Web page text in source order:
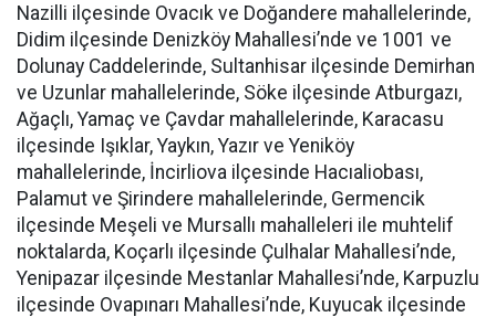
Nazilli ilçesinde Ovacık ve Doğandere mahallelerinde,
Didim ilçesinde Denizköy Mahallesi’nde ve 1001 ve
Dolunay Caddelerinde, Sultanhisar ilçesinde Demirhan
ve Uzunlar mahallelerinde, Söke ilçesinde Atburgazı,
Ağaçlı, Yamaç ve Çavdar mahallelerinde, Karacasu
ilçesinde Işıklar, Yaykın, Yazır ve Yeniköy
mahallelerinde, İncirliova ilçesinde Hacıaliobası,
Palamut ve Şirindere mahallelerinde, Germencik
ilçesinde Meşeli ve Mursallı mahalleleri ile muhtelif
noktalarda, Koçarlı ilçesinde Çulhalar Mahallesi’nde,
Yenipazar ilçesinde Mestanlar Mahallesi’nde, Karpuzlu
ilçesinde Ovapınarı Mahallesi’nde, Kuyucak ilçesinde